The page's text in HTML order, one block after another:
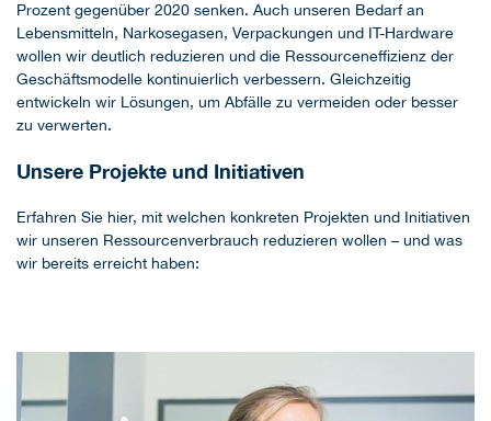
Prozent gegenüber 2020 senken. Auch unseren Bedarf an
Lebensmitteln, Narkosegasen, Verpackungen und IT-Hardware
wollen wir deutlich reduzieren und die Ressourceneffizienz der
Geschäftsmodelle kontinuierlich verbessern. Gleichzeitig
entwickeln wir Lösungen, um Abfälle zu vermeiden oder besser
zu verwerten.
Unsere Projekte und Initiativen
Erfahren Sie hier, mit welchen konkreten Projekten und Initiativen
wir unseren Ressourcenverbrauch reduzieren wollen – und was
wir bereits erreicht haben: